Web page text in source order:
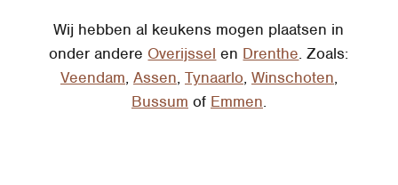
Wij hebben al keukens mogen plaatsen in
onder andere Overijssel en Drenthe. Zoals:
Veendam, Assen, Tynaarlo, Winschoten,
Bussum of Emmen.